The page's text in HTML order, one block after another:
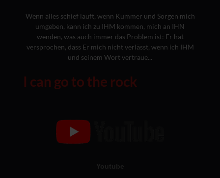
Wenn alles schief läuft, wenn Kummer und Sorgen mich
umgeben, kann ich zu IHM kommen, mich an IHN
wenden, was auch immer das Problem ist: Er hat
versprochen, dass Er mich nicht verlässt, wenn ich IHM
und seinem Wort vertraue...
I can go to the rock